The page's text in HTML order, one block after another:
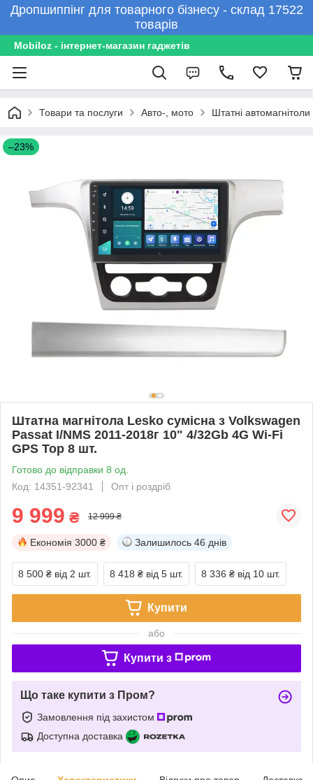
Дропшиппінг для товарного бізнесу - склад 17522
товарів
Mobiloz - інтернет-магазин гаджетів
Товари та послуги Авто-, мото Штатні автомагнітоли
–23%
Штатна магнітола Lesko сумісна з Volkswagen
Passat I/NMS 2011-2018г 10" 4/32Gb 4G Wi-Fi
GPS Top 8 шт.
Готово до відправки 8 од.
Код: 14351-92341
Опт і роздріб
9 999 ₴ 12 999 ₴
Економія 3000 ₴ Залишилось 46 днів
8 500 ₴ від 2 шт. 8 418 ₴ від 5 шт. 8 336 ₴ від 10 шт.
Купити
або
Купити з
Що таке купити з Пром?
Замовлення під захистом
Доступна доставка